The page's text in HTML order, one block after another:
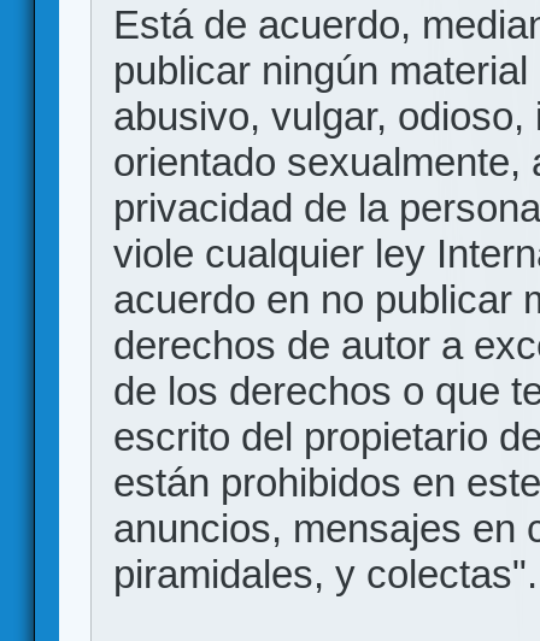
Está de acuerdo,
publicar ningún
abusivo, vulgar,
orientado sexualmente,
privacidad de la
viole cualquier ley
acuerdo en no publicar
derechos de autor a
de los derechos o que
escrito del propietario
están prohibidos en
anuncios, mensajes en
piramidales, y colectas".